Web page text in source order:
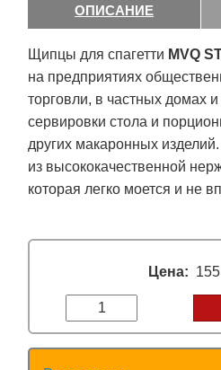
ОПИСАНИЕ
Щипцы для спагетти MVQ
на предприятиях
торговли, в частных домах
сервировки стола и
других макаронных
из высококачественной
которая легко моется и не
Цена: 155